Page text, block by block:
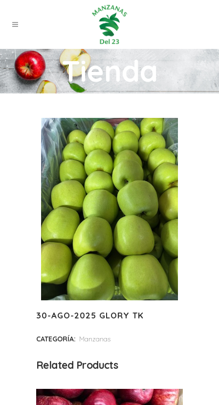
Tienda
30-AGO-2025 GLORY TK
CATEGORÍA: Manzanas
Related Products